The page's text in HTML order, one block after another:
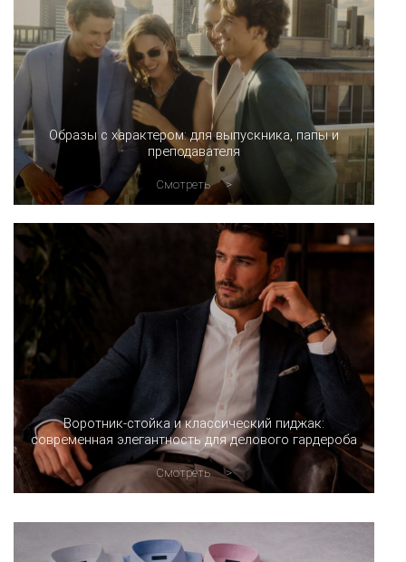
Образы с характером: для выпускника, папы и
преподавателя
Смотреть
Воротник-стойка и классический пиджак:
современная элегантность для делового гардероба
Смотреть